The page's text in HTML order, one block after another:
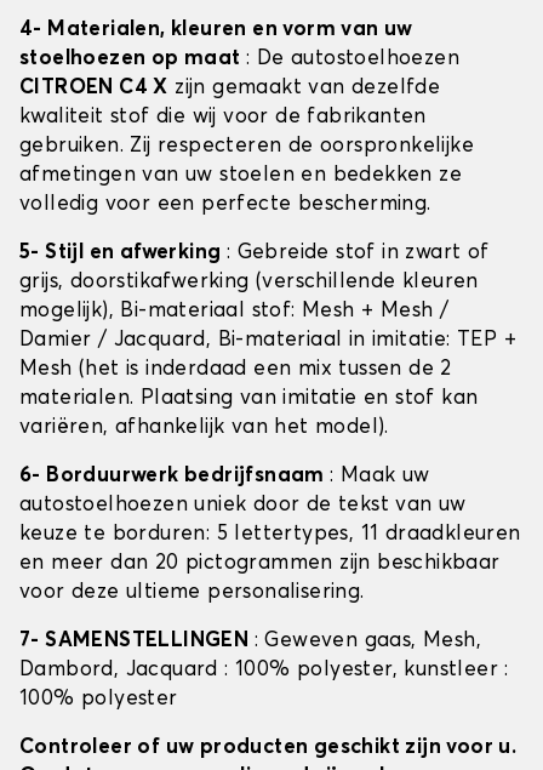
4- Materialen, kleuren en vorm van uw
stoelhoezen op maat : De autostoelhoezen
CITROEN C4 X zijn gemaakt van dezelfde
kwaliteit stof die wij voor de fabrikanten
gebruiken. Zij respecteren de oorspronkelijke
afmetingen van uw stoelen en bedekken ze
volledig voor een perfecte bescherming.
5- Stijl en afwerking : Gebreide stof in zwart of
grijs, doorstikafwerking (verschillende kleuren
mogelijk), Bi-materiaal stof: Mesh + Mesh /
Damier / Jacquard, Bi-materiaal in imitatie: TEP +
Mesh (het is inderdaad een mix tussen de 2
materialen. Plaatsing van imitatie en stof kan
variëren, afhankelijk van het model).
6- Borduurwerk bedrijfsnaam: Maak uw
autostoelhoezen uniek door de tekst van uw
keuze te borduren: 5 lettertypes, 11 draadkleuren
en meer dan 20 pictogrammen zijn beschikbaar
voor deze ultieme personalisering.
7- SAMENSTELLINGEN : Geweven gaas, Mesh,
Dambord, Jacquard : 100% polyester, kunstleer :
100% polyester
Controleer of uw producten geschikt zijn voor u.